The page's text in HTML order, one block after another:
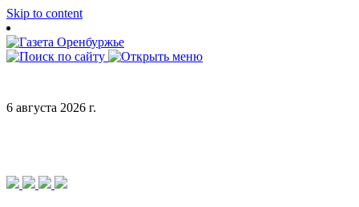
Skip to content
6 августа 2026 г.